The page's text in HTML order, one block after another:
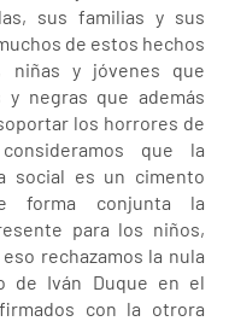
sus familias y sus
de estos hechos
niñas y jóvenes que
y negras que además
los horrores de
que la
social es un cimento
forma conjunta la
para los niños,
rechazamos la nula
de Iván Duque en el
con la otrora